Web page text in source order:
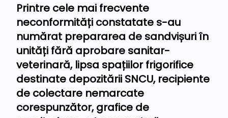
Printre cele mai frecvente
neconformități constatate s-au
numărat prepararea de sandvișuri în
unități fără aprobare sanitar-
veterinară, lipsa spațiilor frigorifice
destinate depozitării SNCU, recipiente
de colectare nemarcate
corespunzător, grafice de